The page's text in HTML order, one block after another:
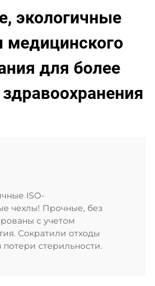
экологичные
медицинского
для более
ISO-
чехлы! Прочные, без
с учетом
Сократили отходы
стерильности.